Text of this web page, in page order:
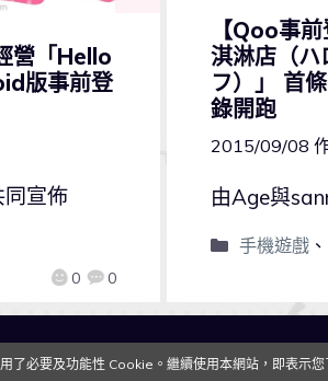
營「Hello
版事前登
0 0
宣佈
【Qoo事
淇淋店（ハ
フ）」 首
錄開跑
2015/09/08
由Age與
手機遊戲、
了必要及功能性 Cookie。繼續使用本網站，即表示